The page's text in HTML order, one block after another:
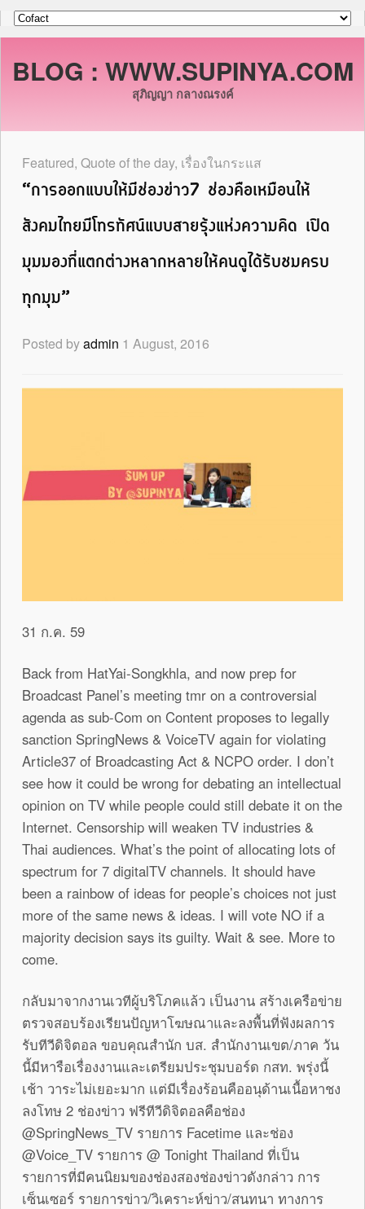
BLOG : WWW.SUPINYA.COM
สุภิญญา กลางณรงค์
Featured, Quote of the day, เรื่องในกระแส
“การออกแบบให้มีช่องข่าว7 ช่องคือเหมือนให้
สังคมไทยมีโทรทัศน์แบบสายรุ้งแห่งความคิด เปิด
มุมมองที่แตกต่างหลากหลายให้คนดูได้รับชมครบ
ทุกมุม”
Posted byadmin 1 August, 2016
31 ก.ค. 59
Back from HatYai-Songkhla, and now prep for
Broadcast Panel’s meeting tmr on a controversial
agenda as sub-Com on Content proposes to legally
sanction SpringNews & VoiceTV again for violating
Article37 of Broadcasting Act & NCPO order. I don’t
see how it could be wrong for debating an intellectual
opinion on TV while people could still debate it on the
Internet. Censorship will weaken TV industries &
Thai audiences. What’s the point of allocating lots of
spectrum for 7 digitalTV channels. It should have
been a rainbow of ideas for people’s choices not just
more of the same news & ideas. I will vote NO if a
majority decision says its guilty. Wait & see. More to
come.
กลับมาจากงานเวทีผู้บริโภคแล้ว เป็นงาน สร้างเครือข่าย
ตรวจสอบร้องเรียนปัญหาโฆษณาและลงพื้นที่ฟังผลการ
รับทีวีดิจิตอล ขอบคุณสำนัก บส. สำนักงานเขต/ภาค วัน
นี้มีหารือเรื่องงานและเตรียมประชุมบอร์ด กสท. พรุ่งนี้
เช้า วาระไม่เยอะมาก แต่มีเรื่องร้อนคืออนุด้านเนื้อหาชง
ลงโทษ 2 ช่องข่าว ฟรีทีวีดิจิตอลคือช่อง
@SpringNews_TV รายการ Facetime และช่อง
@Voice_TV รายการ @ Tonight Thailand ที่เป็น
รายการที่มีคนนิยมของช่องสองช่องข่าวดังกล่าว การ
เซ็นเซอร์ รายการข่าว/วิเคราะห์ข่าว/สนทนา ทางการ